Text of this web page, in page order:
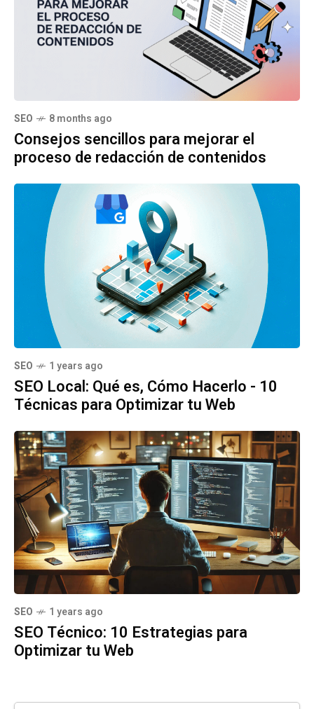
SEO 8 months ago
Consejos sencillos para mejorar el
proceso de redacción de contenidos
SEO 1 years ago
SEO Local: Qué es, Cómo Hacerlo - 10
Técnicas para Optimizar tu Web
SEO 1 years ago
SEO Técnico: 10 Estrategias para
Optimizar tu Web